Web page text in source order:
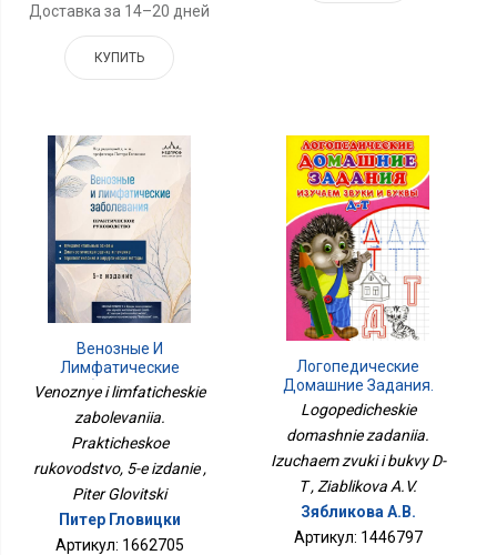
Доставка за 14–20 дней
КУПИТЬ
Венозные И
Лимфатические
Заболевания.
Практическое
Руководство, 5-Е
Издание
Venoznye i limfaticheskie
zabolevaniia.
Prakticheskoe
rukovodstvo, 5-e izdanie ,
Piter Glovitski
Питер Гловицки
Артикул: 1662705
Логопедические
Домашние Задания.
Изучаем Звуки И Буквы
Logopedicheskie
domashnie zadaniia.
Izuchaem zvuki i bukvy D-
T , Ziablikova A.V.
Зябликова А.В.
Артикул: 1446797